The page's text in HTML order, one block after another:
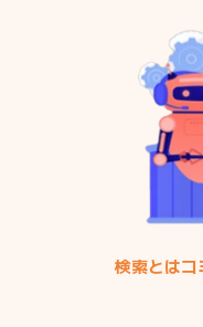
検索とはコ